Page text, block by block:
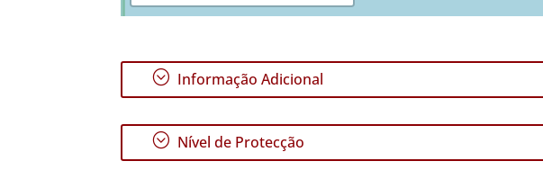
; Informação Adicional
; Nível de Protecção